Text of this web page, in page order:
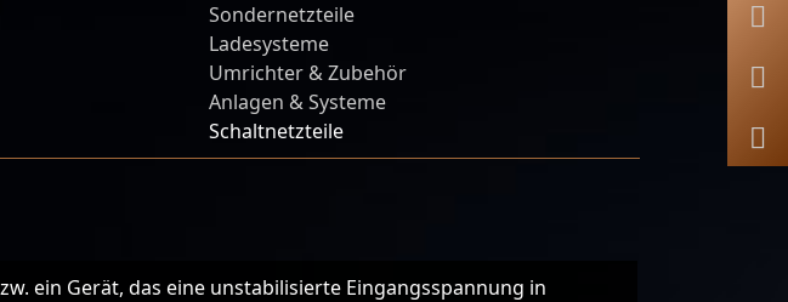
Sondernetzteile
Ladesysteme
Umrichter & Zubehör
Anlagen & Systeme
Schaltnetzteile
ein Gerät, das eine unstabilisierte Eingangsspannung in